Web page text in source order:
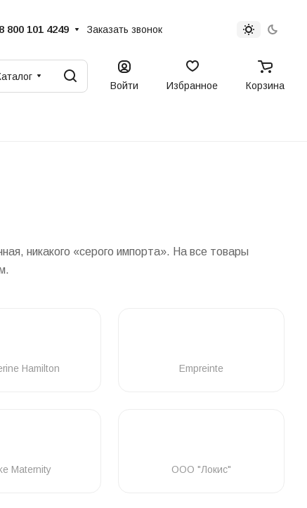
8 800 101 4249 Заказать звонок
Войти
Избранное Корзина
никакого «серого импорта». На все товары
Hamilton Empreinte
Maternity ООО "Локис"